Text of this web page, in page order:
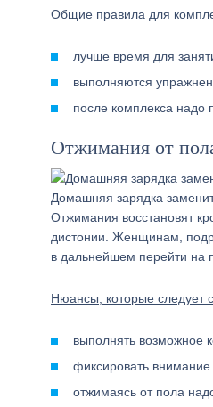
Общие правила для
лучше время для
выполняются
после комплекса надо
Отжимания от
Домашняя зарядка
Отжимания восстановят
дистонии. Женщинам,
в дальнейшем перейти на
Нюансы, которые следует
выполнять возможное
фиксировать
отжимаясь от пола